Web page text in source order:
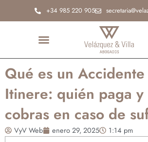
+34 985 220 905
Qué es un
Itinere: quién paga y
cobras en caso de
VyV Web enero 29, 2025 1:14 pm